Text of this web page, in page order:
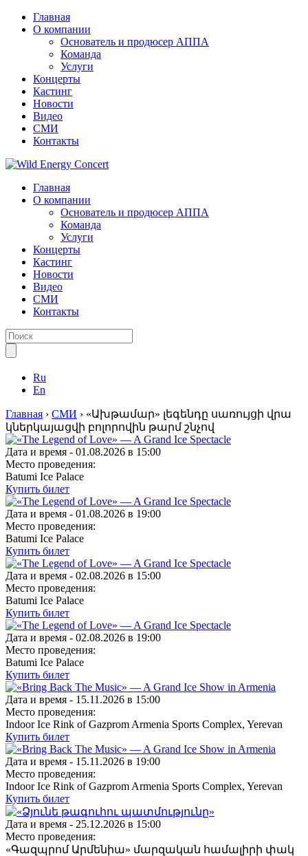
Главная
О компании
Основатель и продюсер АППА
Команда
Услуги
Концерты
Кастинг
Новости
Видео
СМИ
Контакты
Главная
О компании
Основатель и продюсер АППА
Команда
Услуги
Концерты
Кастинг
Новости
Видео
СМИ
Контакты
Ru
En
Главная › СМИ › «Ախթամար» լեգենդը սառույցի վրա
կներկայացվի բոլորովին թարմ շնչով
Дата и время - 01.08.2026 в 15:00
Место проведения:
Batumi Ice Palace
Купить билет
Дата и время - 01.08.2026 в 19:00
Место проведения:
Batumi Ice Palace
Купить билет
Дата и время - 02.08.2026 в 15:00
Место проведения:
Batumi Ice Palace
Купить билет
Дата и время - 02.08.2026 в 19:00
Место проведения:
Batumi Ice Palace
Купить билет
Дата и время - 15.11.2026 в 15:00
Место проведения:
Indoor Ice Rink of Gazprom Armenia Sports Complex, Yerevan
Купить билет
Дата и время - 15.11.2026 в 19:00
Место проведения:
Indoor Ice Rink of Gazprom Armenia Sports Complex, Yerevan
Купить билет
Дата и время - 25.12.2026 в 15:00
Место проведения:
«Գազպրոմ Արմենիա» մարզական համալիրի փակ